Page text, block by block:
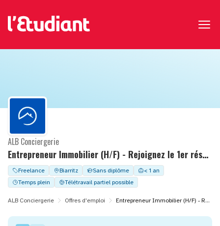
Entrepreneur Immobilier (H/F) - Rejoignez le 1er réseau de Conciergerie en France
ALB Conciergerie
Freelance Biarritz Sans diplôme
< 1 an
Temps plein
Télétravail partiel possible
ALB Conciergerie Offres d'emploi Entrepreneur Immobilier (H/F) - Rejoignez le 1er réseau de Conciergerie en France